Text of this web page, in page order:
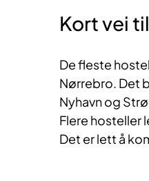
Kort vei
De fleste
Nørrebro. Det
Nyhavn og
Flere hosteller
Det er lett å